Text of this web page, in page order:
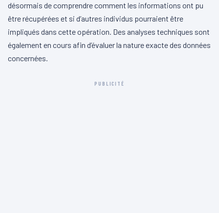
désormais de comprendre comment les informations ont pu
être récupérées et si d’autres individus pourraient être
impliqués dans cette opération. Des analyses techniques sont
également en cours afin d’évaluer la nature exacte des données
concernées.
PUBLICITÉ